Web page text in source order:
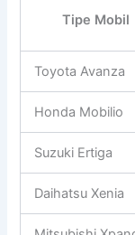
Tipe Mobil
Toyota Avanza
Honda Mobilio
Suzuki Ertiga
Daihatsu Xenia